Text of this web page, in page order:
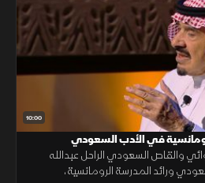
10:00
في الأدب السعودي
والقاص السعودي الراحل عبدالله
ورائد المدرسة الرومانسية،